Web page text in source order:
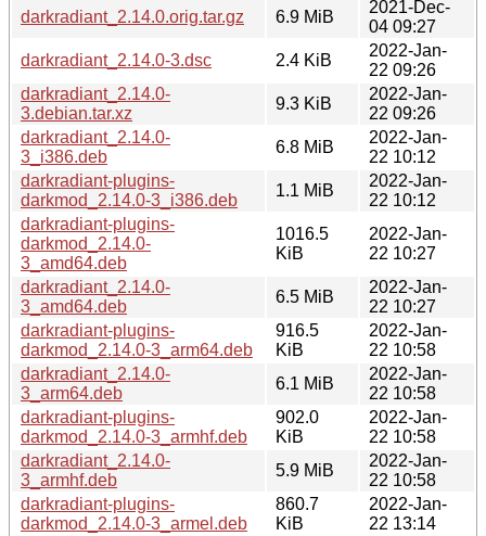
darkradiant_2.14.0.orig.tar.gz 6.9 MiB
2021-Dec-
04 09:27
darkradiant_2.14.0-3.dsc
2.4 KiB
2022-Jan-
22 09:26
darkradiant_2.14.0-
3.debian.tar.xz
9.3 KiB
2022-Jan-
22 09:26
darkradiant_2.14.0-
3_i386.deb
6.8 MiB
2022-Jan-
22 10:12
darkradiant-plugins-
darkmod_2.14.0-3_i386.deb
1.1 MiB
2022-Jan-
22 10:12
darkradiant-plugins-
darkmod_2.14.0-
3_amd64.deb
1016.5
KiB
2022-Jan-
22 10:27
darkradiant_2.14.0-
3_amd64.deb
6.5 MiB
2022-Jan-
22 10:27
darkradiant-plugins-
darkmod_2.14.0-3_arm64.deb
916.5
KiB
2022-Jan-
22 10:58
darkradiant_2.14.0-
3_arm64.deb
6.1 MiB
2022-Jan-
22 10:58
darkradiant-plugins-
darkmod_2.14.0-3_armhf.deb
902.0
KiB
2022-Jan-
22 10:58
darkradiant_2.14.0-
3_armhf.deb
5.9 MiB
2022-Jan-
22 10:58
darkradiant-plugins-
darkmod_2.14.0-3_armel.deb
860.7
KiB
2022-Jan-
22 13:14